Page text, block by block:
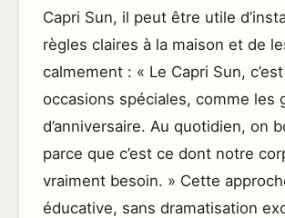
Capri Sun, il peut être utile
règles claires à la maison et de
calmement : « Le Capri Sun,
occasions spéciales, comme les
d’anniversaire. Au quotidien, on
parce que c’est ce dont notre
vraiment besoin. » Cette
éducative, sans dramatisation